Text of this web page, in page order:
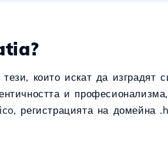
които искат да
и
регистрацията на домейна